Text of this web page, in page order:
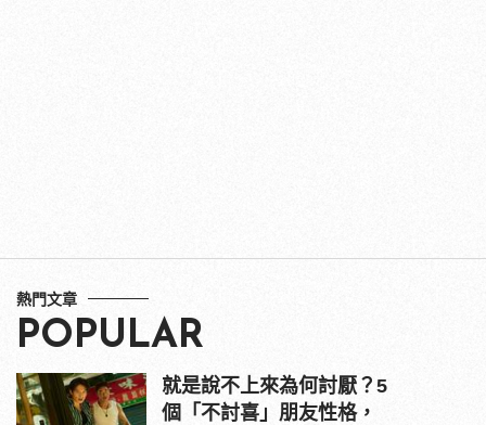
熱門文章
POPULAR
就是說不上來為何討厭？5
個「不討喜」朋友性格，